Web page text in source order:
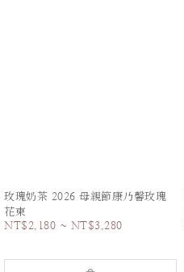
玫瑰奶茶 2026 母親節康乃馨玫瑰
花束
NT$2,180 ~ NT$3,280